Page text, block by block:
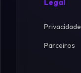
Privacidade
Parceiros